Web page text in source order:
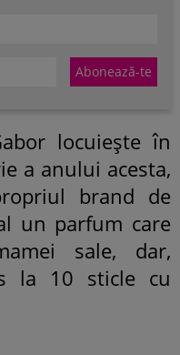
locuiește în
a anului acesta,
brand de
un parfum care
sale, dar,
la 10 sticle cu